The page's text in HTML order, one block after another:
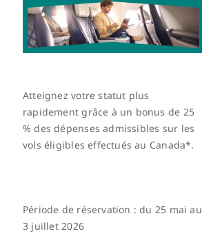
Fidélisation
Nouvelles
Atteignez votre statut plus
rapidement grâce à un bonus de 25
% des dépenses admissibles sur les
vols éligibles effectués au Canada*.
Période de réservation : du 25 mai au
3 juillet 2026